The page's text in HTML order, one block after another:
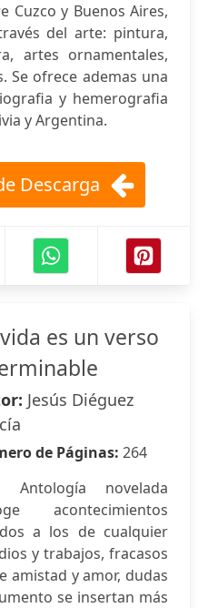
Cuzco y Buenos Aires,
del arte: pintura,
artes ornamentales,
Se ofrece ademas una
y hemerografia
y Argentina.
Descarga
es un verso
Jesús Diéguez
de Páginas: 264
Antología novelada
acontecimientos
a los de cualquier
y trabajos, fracasos
amistad y amor, dudas
se insertan más